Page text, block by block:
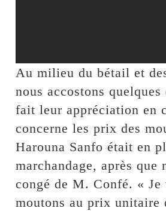
Au milieu du bétail et
nous accostons
fait leur appréciation en
concerne les prix des
Harouna Sanfo était en
marchandage, après que
congé de M. Confé. « Je
moutons au prix unitaire